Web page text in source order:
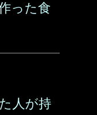
った食
人が持